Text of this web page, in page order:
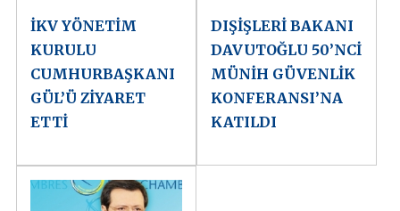
İKV YÖNETİM
KURULU
CUMHURBAŞKANI
GÜL’Ü ZİYARET
ETTİ
DIŞİŞLERİ BAKANI
DAVUTOĞLU 50’NCİ
MÜNİH GÜVENLİK
KONFERANSI’NA
KATILDI